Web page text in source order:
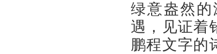
绿意盎然
遇，见证着
鹏程文字的